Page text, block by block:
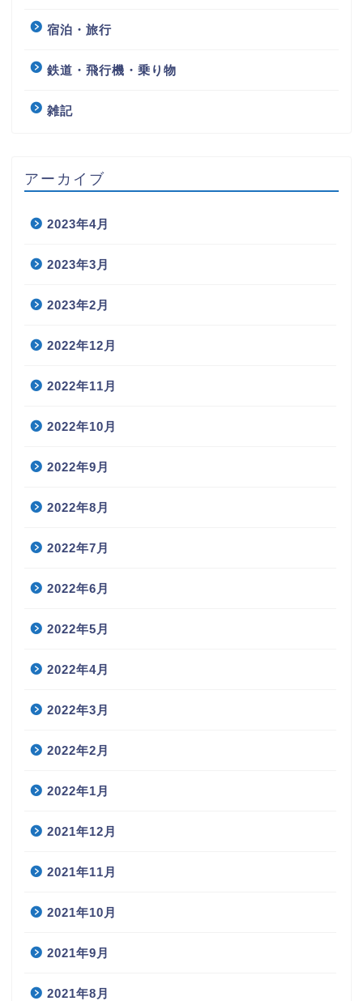
宿泊・旅行
鉄道・飛行機・乗り物
雑記
アーカイブ
2023年4月
2023年3月
2023年2月
2022年12月
2022年11月
2022年10月
2022年9月
2022年8月
2022年7月
2022年6月
2022年5月
2022年4月
2022年3月
2022年2月
2022年1月
2021年12月
2021年11月
2021年10月
2021年9月
2021年8月